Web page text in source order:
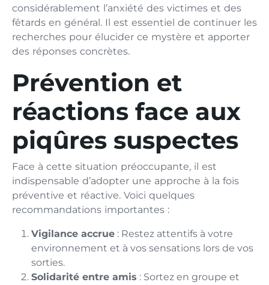
considérablement l’anxiété des victimes et des
fêtards en général. Il est essentiel de continuer les
recherches pour élucider ce mystère et apporter
des réponses concrètes.
Prévention et
réactions face aux
piqûres suspectes
Face à cette situation préoccupante, il est
indispensable d’adopter une approche à la fois
préventive et réactive. Voici quelques
recommandations importantes :
Vigilance accrue : Restez attentifs à votre
environnement et à vos sensations lors de vos
sorties.
Solidarité entre amis : Sortez en groupe et